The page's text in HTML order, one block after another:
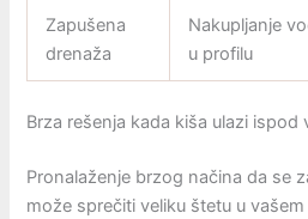
Zapušena
drenaža
Nakupljanje
u profilu
Brza rešenja kada kiša ulazi ispod
Pronalaženje brzog načina da se
može sprečiti veliku štetu u